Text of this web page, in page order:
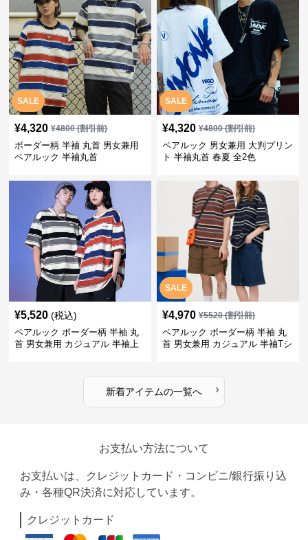
SALE
¥4,320 ¥4800(割引前)
ボーダー柄 半袖 丸首 男女兼用
ペアルック 半袖丸首
SALE
¥4,320 ¥4800(割引前)
ペアルック 男女兼用 大判プリン
ト 半袖丸首 春夏 全2色
¥5,520 (税込)
ペアルック ボーダー柄 半袖 丸
首 男女兼用 カジュアル 半袖上
SALE
¥4,970 ¥5520(割引前)
ペアルック ボーダー柄 半袖 丸
首 男女兼用 カジュアル 半袖Tシ
新着アイテムの一覧へ ›
お支払い方法について
お支払いは、クレジットカード・コンビニ/銀行振り込
み・各種QR決済に対応しています。
クレジットカード